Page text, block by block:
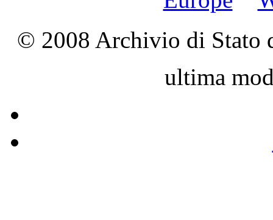
© 2008 Archivio di Stato
ultima